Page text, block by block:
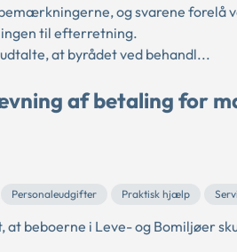
og svarene forelå
til efterretning.
at byrådet ved behandl...
af betaling for
Personaleudgifter Praktisk hjælp
at beboerne i Leve- og Bomiljøer